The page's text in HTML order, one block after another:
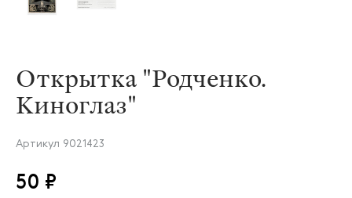
Открытка "Родченко.
Киноглаз"
Артикул 9021423
50 ₽